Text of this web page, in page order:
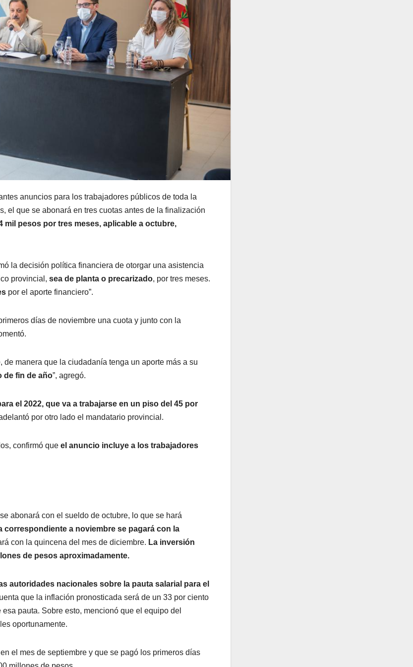
anuncios para los trabajadores públicos de toda la
s, el que se abonará en tres cuotas antes de la finalización
mil pesos por tres meses, aplicable a octubre,
la decisión política financiera de otorgar una asistencia
provincial, sea de planta o precarizado, por tres meses.
por el aporte financiero”.
días de noviembre una cuota y junto con la
manera que la ciudadanía tenga un aporte más a su
de fin de año”, agregó.
el 2022, que va a trabajarse en un piso del 45 por
por otro lado el mandatario provincial.
confirmó que el anuncio incluye a los trabajadores
abonará con el sueldo de octubre, lo que se hará
correspondiente a noviembre se pagará con la
con la quincena del mes de diciembre. La inversión
de pesos aproximadamente.
autoridades nacionales sobre la pauta salarial para el
que la inflación pronosticada será de un 33 por ciento
pauta. Sobre esto, mencionó que el equipo del
oportunamente.
el mes de septiembre y que se pagó los primeros días